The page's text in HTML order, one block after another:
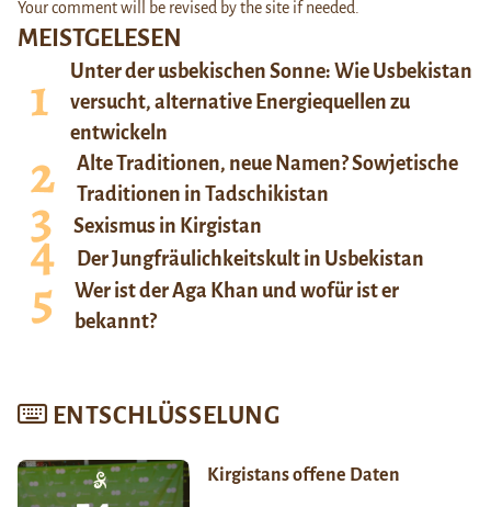
MEISTGELESEN
Unter der usbekischen Sonne: Wie Usbekistan
versucht, alternative Energiequellen zu
entwickeln
Alte Traditionen, neue Namen? Sowjetische
Traditionen in Tadschikistan
Sexismus in Kirgistan
Der Jungfräulichkeitskult in Usbekistan
Wer ist der Aga Khan und wofür ist er
bekannt?
ENTSCHLÜSSELUNG
Kirgistans offene Daten
Your comment will be revised by the site if needed.